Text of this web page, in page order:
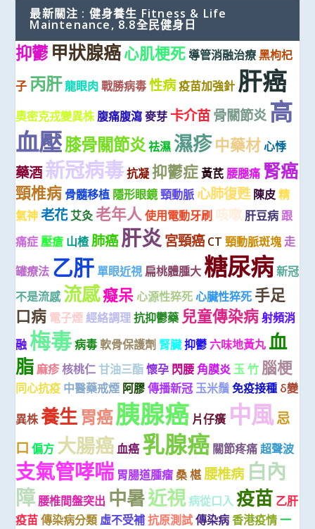
最新關注 : 健身養生 Fitness & Life
Maintenance, 8.8全民健身日
抑鬱 甲狀腺癌心肌梗死 導管消融治療 黑枸杞
子 丙肝龍眼肉 戰勝病毒 性病疫苗加強針 肝癌
奧密克戎變異株 腹痛腹瀉 麥芽 卡介苗骨關節炎 高
血壓膝骨關節炎祛濕 濕疹中藥材 心悸
藥酒新冠病毒 抗凝 抑鬱症 黃芪 腰腿痛 腎癌
頸椎病 骨髓移植 隱形眼鏡頸動脈 心肺復甦 陳皮 精
氣神 老花 艾灸 老年人 使用電動牙刷 咳嗽 肝豆病 跟
痛症 壓瘡 山楂 肺癌肝炎宮頸癌 CT 頸動脈斑塊 走
罐療法 乙肝 單眼近視 扁桃體腫大 糖尿病新冠
不是流感 流感癡呆 心源性猝死 心臟性猝死 手足
口病 電子煙 經絡調理 抗抑鬱藥 兒童傳染病 射頻消
融 梅毒 病毒 軟骨保護劑 腎臟抑鬱 六味地黃丸 血
脂 麻疹 核桃仁 甘油三酯 懷孕 閃腰 角膜炎 玉 竹 腦梗
同心抗疫 中醫藥戒煙 阿膠 傳播新冠 玉米鬚 免疫接種 δ變
異株養生 胃癌胰腺癌 片仔癀 中風忌
口 偏方 大腸癌 血癌 乳腺癌 關節疼痛 超聲波
支氣管哮喘 胃腸道腫瘤 桑 椹 腰椎病 白內
障 腰椎間盤突出 中暑近視病從口入 疫苗 乙肝
疫苗 傳染病分類 虛不受補 抗原測試 傳染病 香港疫情 一